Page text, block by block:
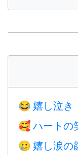
😂 嬉し泣き
🥰 ハートの
🥲 嬉し涙の